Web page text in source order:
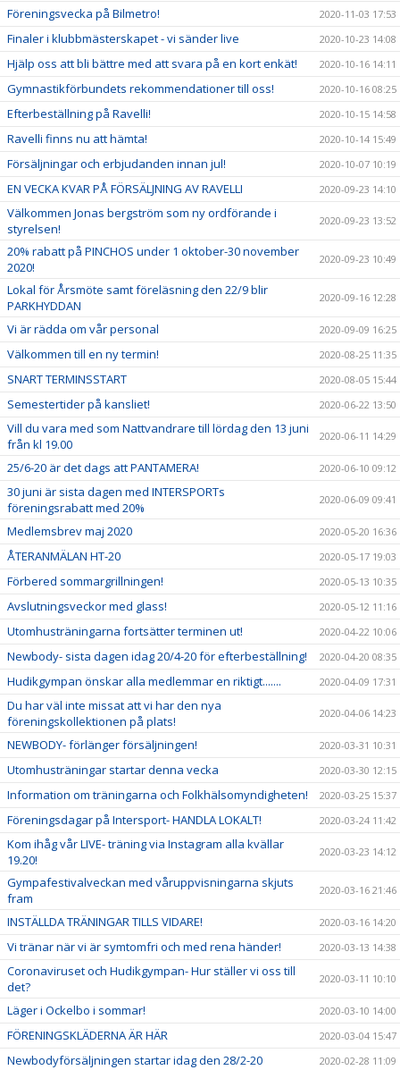
Föreningsvecka på Bilmetro! 2020-11-03 17:53
Finaler i klubbmästerskapet - vi sänder live 2020-10-23 14:08
Hjälp oss att bli bättre med att svara på en kort enkät! 2020-10-16 14:11
Gymnastikförbundets rekommendationer till oss! 2020-10-16 08:25
Efterbeställning på Ravelli! 2020-10-15 14:58
Ravelli finns nu att hämta! 2020-10-14 15:49
Försäljningar och erbjudanden innan jul! 2020-10-07 10:19
EN VECKA KVAR PÅ FÖRSÄLJNING AV RAVELLI 2020-09-23 14:10
Välkommen Jonas bergström som ny ordförande i
styrelsen!
2020-09-23 13:52
20% rabatt på PINCHOS under 1 oktober-30 november
2020!
2020-09-23 10:49
Lokal för Årsmöte samt föreläsning den 22/9 blir
PARKHYDDAN
2020-09-16 12:28
Vi är rädda om vår personal 2020-09-09 16:25
Välkommen till en ny termin! 2020-08-25 11:35
SNART TERMINSSTART 2020-08-05 15:44
Semestertider på kansliet! 2020-06-22 13:50
Vill du vara med som Nattvandrare till lördag den 13 juni
från kl 19.00
2020-06-11 14:29
25/6-20 är det dags att PANTAMERA! 2020-06-10 09:12
30 juni är sista dagen med INTERSPORTs
föreningsrabatt med 20%
2020-06-09 09:41
Medlemsbrev maj 2020 2020-05-20 16:36
ÅTERANMÄLAN HT-20 2020-05-17 19:03
Förbered sommargrillningen! 2020-05-13 10:35
Avslutningsveckor med glass! 2020-05-12 11:16
Utomhusträningarna fortsätter terminen ut! 2020-04-22 10:06
Newbody- sista dagen idag 20/4-20 för efterbeställning! 2020-04-20 08:35
Hudikgympan önskar alla medlemmar en riktigt....... 2020-04-09 17:31
Du har väl inte missat att vi har den nya
föreningskollektionen på plats!
2020-04-06 14:23
NEWBODY- förlänger försäljningen! 2020-03-31 10:31
Utomhusträningar startar denna vecka 2020-03-30 12:15
Information om träningarna och Folkhälsomyndigheten! 2020-03-25 15:37
Föreningsdagar på Intersport- HANDLA LOKALT! 2020-03-24 11:42
Kom ihåg vår LIVE- träning via Instagram alla kvällar
19.20!
2020-03-23 14:12
Gympafestivalveckan med våruppvisningarna skjuts
fram
2020-03-16 21:46
INSTÄLLDA TRÄNINGAR TILLS VIDARE! 2020-03-16 14:20
Vi tränar när vi är symtomfri och med rena händer! 2020-03-13 14:38
Coronaviruset och Hudikgympan- Hur ställer vi oss till
det?
2020-03-11 10:10
Läger i Ockelbo i sommar! 2020-03-10 14:00
FÖRENINGSKLÄDERNA ÄR HÄR 2020-03-04 15:47
Newbodyförsäljningen startar idag den 28/2-20 2020-02-28 11:09